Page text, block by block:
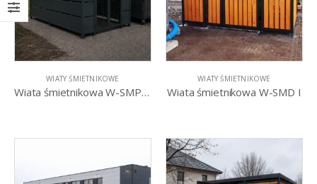
WIATY ŚMIETNIKOWE
Wiata śmietnikowa W-SMP VI
WIATY ŚMIETNIKOWE
Wiata śmietnikowa W-SMD I